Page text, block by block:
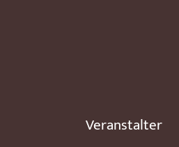
Veranstalter